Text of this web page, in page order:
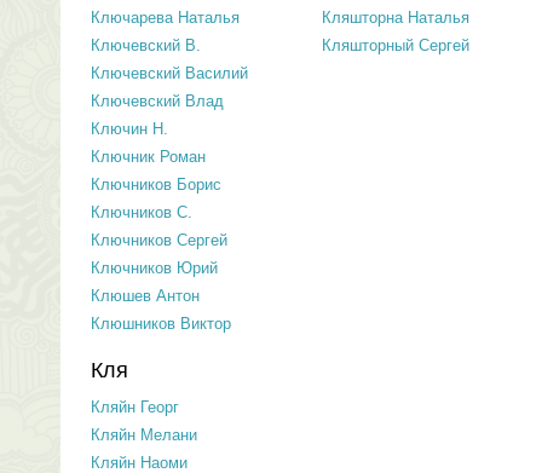
Ключарева Наталья
Ключевский В.
Ключевский Василий
Ключевский Влад
Ключин Н.
Ключник Роман
Ключников Борис
Ключников С.
Ключников Сергей
Ключников Юрий
Клюшев Антон
Клюшников Виктор
Кля
Кляйн Георг
Кляйн Мелани
Кляйн Наоми
Кляшторна Наталья
Кляшторный Сергей